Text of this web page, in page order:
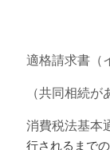
適格請求書（
（共同相続が
消費税法基本
行されるまで